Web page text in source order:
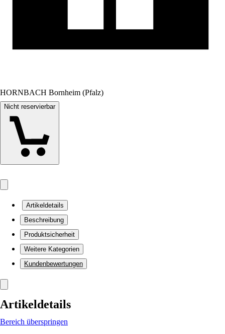
HORNBACH Bornheim (Pfalz)
Nicht reservierbar
Artikeldetails
Beschreibung
Produktsicherheit
Weitere Kategorien
Kundenbewertungen
Artikeldetails
Bereich überspringen